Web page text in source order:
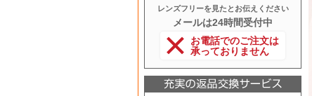
レンズフリーを見たとお伝えください
メールは24時間受付中
お電話でのご注文は
承っておりません